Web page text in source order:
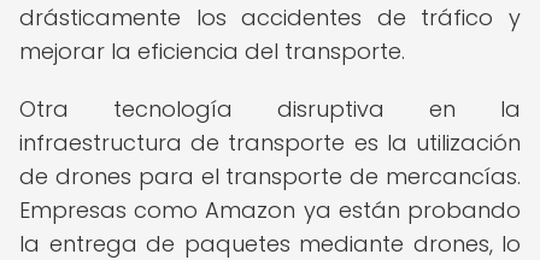
drásticamente los accidentes de tráfico y
mejorar la eficiencia del transporte.
Otra tecnología disruptiva en la
infraestructura de transporte es la utilización
de drones para el transporte de mercancías.
Empresas como Amazon ya están probando
la entrega de paquetes mediante drones, lo